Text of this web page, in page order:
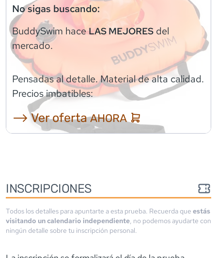
No sigas buscando:
BuddySwim haceLAS MEJORES del
mercado.
Pensadas al detalle. Material de alta calidad.
Precios imbatibles:
⟶ Ver ofertaAHORA
INSCRIPCIONES
Todos los detalles para apuntarte a esta prueba. Recuerda que estás
visitando un calendario independiente, no podemos ayudarte con
ningún detalle sobre tu inscripción personal.